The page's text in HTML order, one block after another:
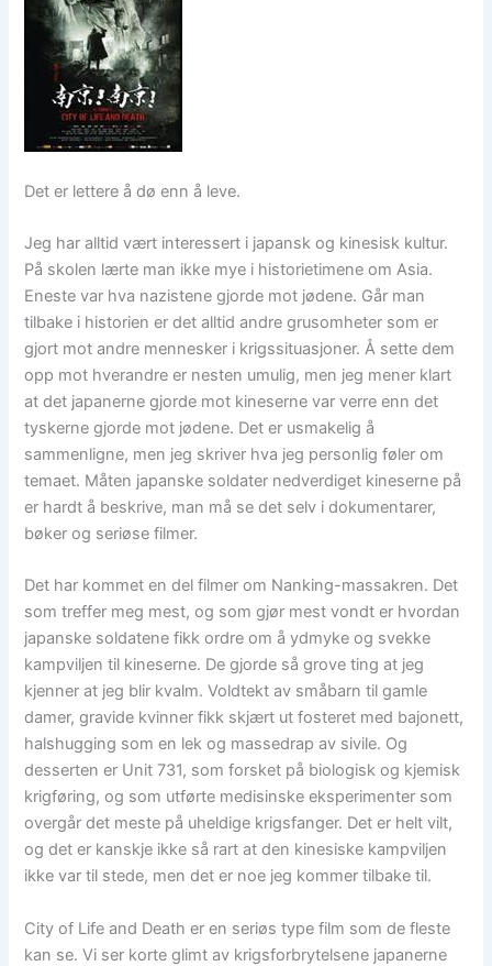
Det er lettere å dø enn å leve.
Jeg har alltid vært interessert i japansk og kinesisk kultur.
På skolen lærte man ikke mye i historietimene om Asia.
Eneste var hva nazistene gjorde mot jødene. Går man
tilbake i historien er det alltid andre grusomheter som er
gjort mot andre mennesker i krigssituasjoner. Å sette dem
opp mot hverandre er nesten umulig, men jeg mener klart
at det japanerne gjorde mot kineserne var verre enn det
tyskerne gjorde mot jødene. Det er usmakelig å
sammenligne, men jeg skriver hva jeg personlig føler om
temaet. Måten japanske soldater nedverdiget kineserne på
er hardt å beskrive, man må se det selv i dokumentarer,
bøker og seriøse filmer.
Det har kommet en del filmer om Nanking-massakren. Det
som treffer meg mest, og som gjør mest vondt er hvordan
japanske soldatene fikk ordre om å ydmyke og svekke
kampviljen til kineserne. De gjorde så grove ting at jeg
kjenner at jeg blir kvalm. Voldtekt av småbarn til gamle
damer, gravide kvinner fikk skjært ut fosteret med bajonett,
halshugging som en lek og massedrap av sivile. Og
desserten er Unit 731, som forsket på biologisk og kjemisk
krigføring, og som utførte medisinske eksperimenter som
overgår det meste på uheldige krigsfanger. Det er helt vilt,
og det er kanskje ikke så rart at den kinesiske kampviljen
ikke var til stede, men det er noe jeg kommer tilbake til.
City of Life and Death er en seriøs type film som de fleste
kan se. Vi ser korte glimt av krigsforbrytelsene japanerne